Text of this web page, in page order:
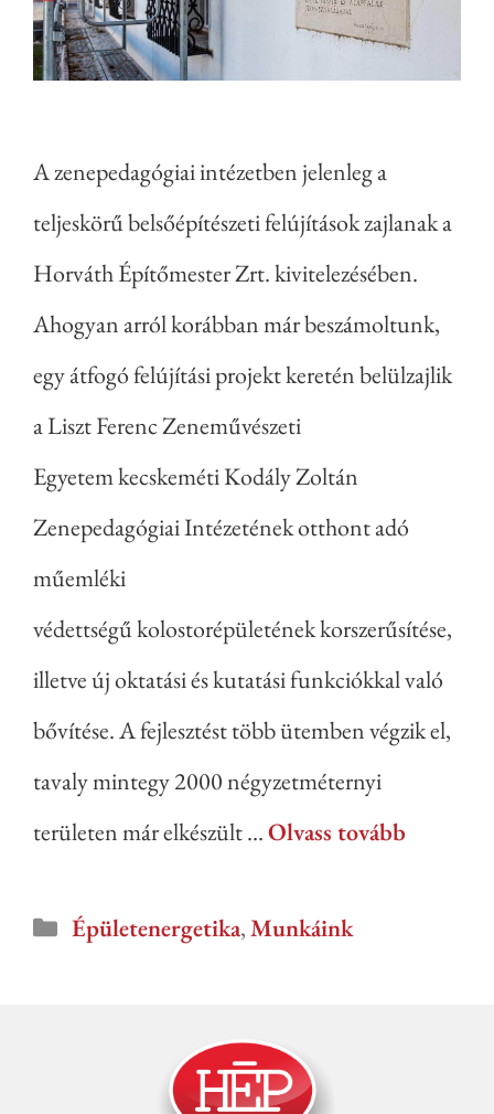
A zenepedagógiai intézetben jelenleg a
teljeskörű belsőépítészeti felújítások zajlanak a
Horváth Építőmester Zrt. kivitelezésében.
Ahogyan arról korábban már beszámoltunk,
egy átfogó felújítási projekt keretén belülzajlik
a Liszt Ferenc Zeneművészeti
Egyetem kecskeméti Kodály Zoltán
Zenepedagógiai Intézetének otthont adó
műemléki
védettségű kolostorépületének korszerűsítése,
illetve új oktatási és kutatási funkciókkal való
bővítése. A fejlesztést több ütemben végzik el,
tavaly mintegy 2000 négyzetméternyi
területen már elkészült …Olvass tovább
Épületenergetika,Munkáink